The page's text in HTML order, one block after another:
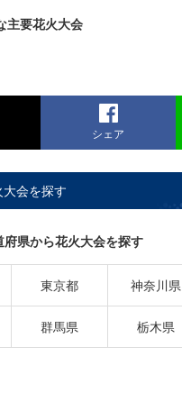
主要花火大会
シェア
会を探す
府県から花火大会を探す
東京都 神奈川県
群馬県 栃木県